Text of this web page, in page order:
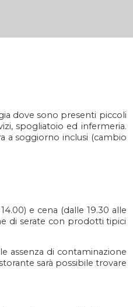
dove sono presenti piccoli
spogliatoio ed infermeria.
a soggiorno inclusi (cambio
e cena (dalle 19.30 alle
di serate con prodotti tipici
assenza di contaminazione
sarà possibile trovare